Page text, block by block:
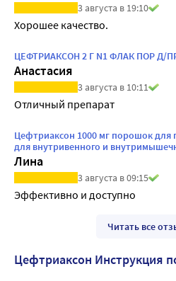
3 августа в 19:10
Хорошее качество.
ЦЕФТРИАКСОН 2 Г N1 ФЛАК ПОР Д/
Анастасия
3 августа в 10:11
Отличный препарат
Цефтриаксон 1000 мг порошок для
для внутривенного и
Лина
3 августа в 09:15
Эффективно и доступно
Читать все
Цефтриаксон Инструкция